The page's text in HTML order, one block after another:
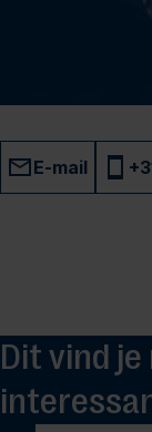
E-mail
Dit vind